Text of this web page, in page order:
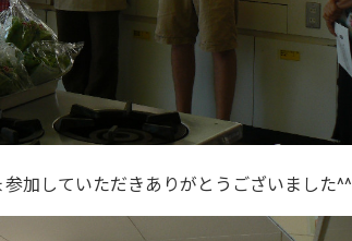
加していただきありがとうございました^^